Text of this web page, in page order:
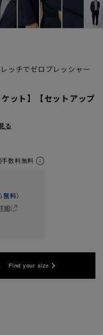
ッチでゼロプレッシャー
ット】【セットアップ
る
数料無料
無料）
細
Find your size